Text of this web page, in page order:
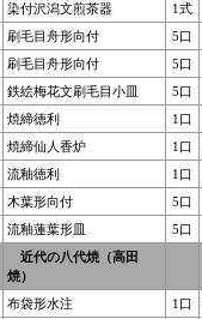
染付沢潟文煎茶器 1式
刷毛目舟形向付 5口
刷毛目舟形向付 5口
鉄絵梅花文刷毛目小皿 5口
焼締徳利 1口
焼締仙人香炉 1口
流釉徳利 1口
木葉形向付 5口
流釉蓮葉形皿 5口
近代の八代焼（高田
焼）
布袋形水注 1口